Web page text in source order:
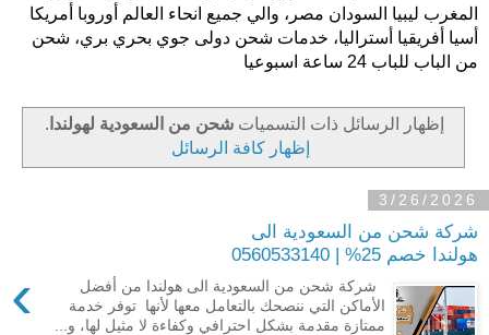
المغرب ليبيا السودان مصر، والي جميع انحاء العالم أوروبا أمريكا
أسيا أفريقيا أستراليا، خدمات شحن دولى جوي بحري بري، شحن
من الباب للباب 24 ساعة اسبوعيا
‏إظهار الرسائل ذات التسميات شحن من السعودية لهولندا .
إظهار كافة الرسائل
3/26/2026
شركة شحن من السعودية الى
هولندا خصم 25% | 0560533140
›
شركة شحن من السعودية الى هولندا من أفضل
الأماكن التي ننصحك بالتعامل معها لأنها توفر خدمة
ممتازة مقدمة بشكل احترافي وكفاءة لا مثيل لها، و...